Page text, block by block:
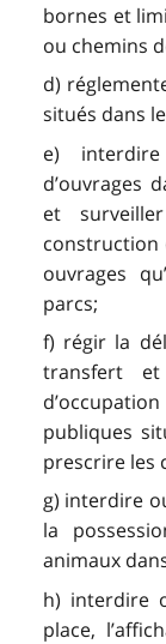
bornes et
ou chemins
d)
situés dans
e)
d’ouvrages
et
construction
ouvrages
parcs;
f) régir la
transfert
publiques
prescrire les
g) interdire
la
animaux
h) interdire
place,